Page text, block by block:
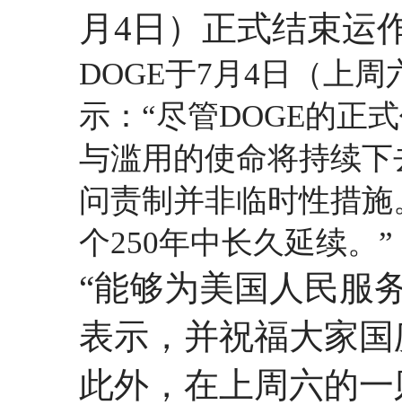
月4日）正式结束运
DOGE于7月4日（上
示：“尽管DOGE的正
与滥用的使命将持续
问责制并非临时性措
个250年中长久延续。”
“能够为美国人民服
表示，并祝福大家
此外，在上周六的